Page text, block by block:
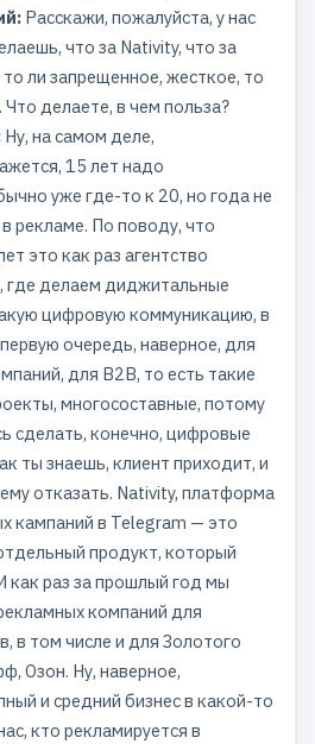
Расскажи, пожалуйста, у нас
что за Nativity, что за
то ли запрещенное, жесткое, то
делаете, в чем польза?
Ну, на самом деле,
15 лет надо
уже где-то к 20, но года не
в рекламе. По поводу, что
это как раз агентство
где делаем диджитальные
цифровую коммуникацию, в
очередь, наверное, для
для B2B, то есть такие
многосоставные, потому
сделать, конечно, цифровые
ты знаешь, клиент приходит, и
отказать. Nativity, платформа
кампаний в Telegram — это
продукт, который
как раз за прошлый год мы
компаний для
в том числе и для Золотого
Озон. Ну, наверное,
и средний бизнес в какой-то
кто рекламируется в